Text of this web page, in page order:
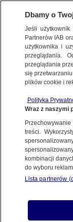
POLSKA
w
Katolickich".
Michał Istel
14.01.2025, 15:28
Dbamy o
Jeśli
Partnerów IAB
użytkownika i
przeglądania.
przeglądania
się
plików cookie i
Polityka
Wraz z naszymi
treści.
kombinacji
do wyboru
Lista partnerów